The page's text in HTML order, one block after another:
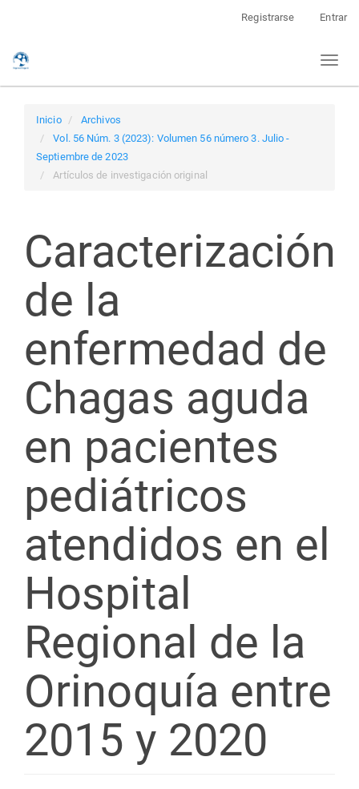
Registrarse Entrar
Toggle
Inicio
Archivos
Vol. 56 Núm. 3 (2023): Volumen 56 número 3. Julio -
Septiembre de 2023
Artículos de investigación original
Caracterización
de la
enfermedad de
Chagas aguda
en pacientes
pediátricos
atendidos en el
Hospital
Regional de la
Orinoquía entre
2015 y 2020